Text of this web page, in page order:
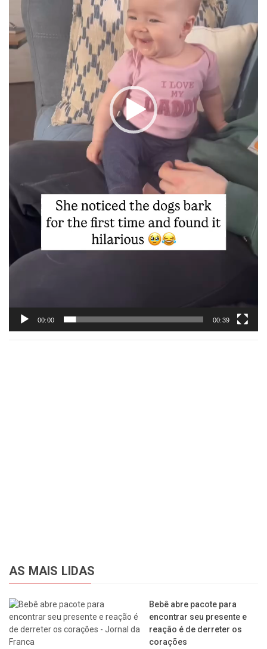
00:00 00:39
AS MAIS LIDAS
Bebê abre pacote para
encontrar seu presente e
reação é de derreter os
corações